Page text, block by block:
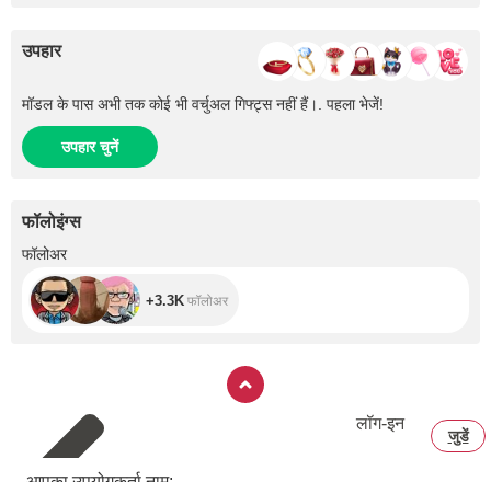
उपहार
मॉडल के पास अभी तक कोई भी वर्चुअल गिफ्ट्स नहीं हैं।. पहला भेजें!
उपहार चुनें
फॉलोइंग्स
फॉलोअर
+3.3K फॉलोअर
लॉग‑इन
जुडें